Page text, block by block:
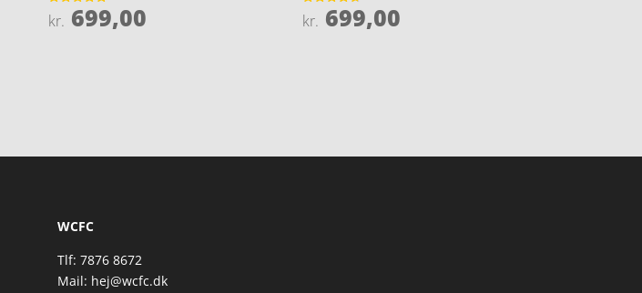
Vurderet
4.9
kr. 699,00
Vurderet
4.7
kr. 699,00
WCFC
Tlf: 7876 8672
Mail: hej@wcfc.dk